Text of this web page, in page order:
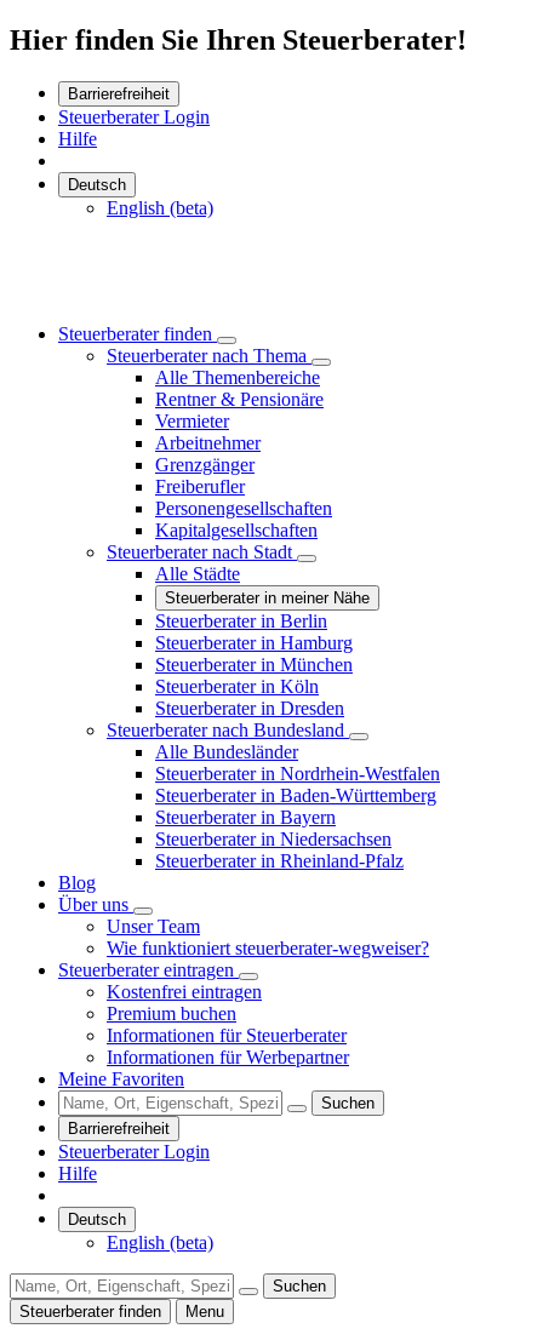
Hier finden Sie Ihren Steuerberater!
Barrierefreiheit
Steuerberater Login
Hilfe
Deutsch
English (beta)
Steuerberater finden
Steuerberater nach Thema
Alle Themenbereiche
Rentner & Pensionäre
Vermieter
Arbeitnehmer
Grenzgänger
Freiberufler
Personengesellschaften
Kapitalgesellschaften
Steuerberater nach Stadt
Alle Städte
Steuerberater in meiner Nähe
Steuerberater in Berlin
Steuerberater in Hamburg
Steuerberater in München
Steuerberater in Köln
Steuerberater in Dresden
Steuerberater nach Bundesland
Alle Bundesländer
Steuerberater in Nordrhein-Westfalen
Steuerberater in Baden-Württemberg
Steuerberater in Bayern
Steuerberater in Niedersachsen
Steuerberater in Rheinland-Pfalz
Blog
Über uns
Unser Team
Wie funktioniert steuerberater-wegweiser?
Steuerberater eintragen
Kostenfrei eintragen
Premium buchen
Informationen für Steuerberater
Informationen für Werbepartner
Meine Favoriten
Suchen
Barrierefreiheit
Steuerberater Login
Hilfe
Deutsch
English (beta)
Suchen
Steuerberater finden
Menu